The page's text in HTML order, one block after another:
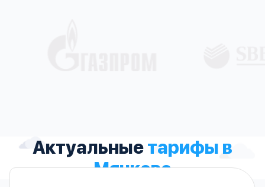
Актуальныетарифы в
Мячково